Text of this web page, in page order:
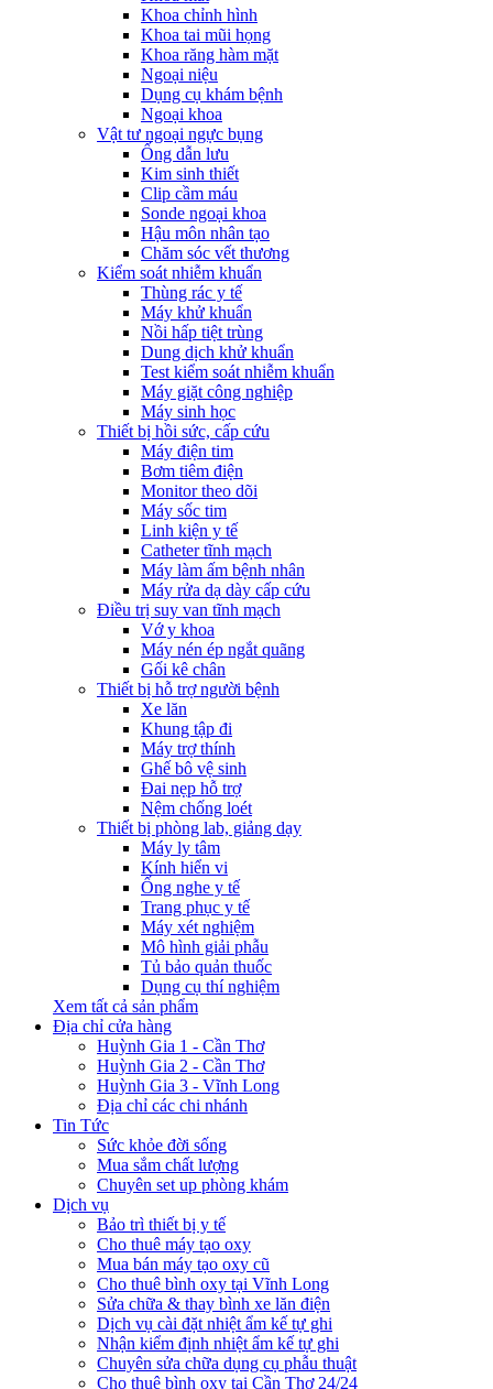
Khoa chỉnh hình
Khoa tai mũi họng
Khoa răng hàm mặt
Ngoại niệu
Dụng cụ khám bệnh
Ngoại khoa
Vật tư ngoại ngực bụng
Ống dẫn lưu
Kim sinh thiết
Clip cầm máu
Sonde ngoại khoa
Hậu môn nhân tạo
Chăm sóc vết thương
Kiểm soát nhiễm khuẩn
Thùng rác y tế
Máy khử khuẩn
Nồi hấp tiệt trùng
Dung dịch khử khuẩn
Test kiểm soát nhiễm khuẩn
Máy giặt công nghiệp
Máy sinh học
Thiết bị hồi sức, cấp cứu
Máy điện tim
Bơm tiêm điện
Monitor theo dõi
Máy sốc tim
Linh kiện y tế
Catheter tĩnh mạch
Máy làm ấm bệnh nhân
Máy rửa dạ dày cấp cứu
Điều trị suy van tĩnh mạch
Vớ y khoa
Máy nén ép ngắt quãng
Gối kê chân
Thiết bị hỗ trợ người bệnh
Xe lăn
Khung tập đi
Máy trợ thính
Ghế bô vệ sinh
Đai nẹp hỗ trợ
Nệm chống loét
Thiết bị phòng lab, giảng dạy
Máy ly tâm
Kính hiển vi
Ống nghe y tế
Trang phục y tế
Máy xét nghiệm
Mô hình giải phẫu
Tủ bảo quản thuốc
Dụng cụ thí nghiệm
Xem tất cả sản phẩm
Địa chỉ cửa hàng
Huỳnh Gia 1 - Cần Thơ
Huỳnh Gia 2 - Cần Thơ
Huỳnh Gia 3 - Vĩnh Long
Địa chỉ các chi nhánh
Tin Tức
Sức khỏe đời sống
Mua sắm chất lượng
Chuyên set up phòng khám
Dịch vụ
Bảo trì thiết bị y tế
Cho thuê máy tạo oxy
Mua bán máy tạo oxy cũ
Cho thuê bình oxy tại Vĩnh Long
Sửa chữa & thay bình xe lăn điện
Dịch vụ cài đặt nhiệt ẩm kế tự ghi
Nhận kiểm định nhiệt ẩm kế tự ghi
Chuyên sửa chữa dụng cụ phẫu thuật
Cho thuê bình oxy tại Cần Thơ 24/24